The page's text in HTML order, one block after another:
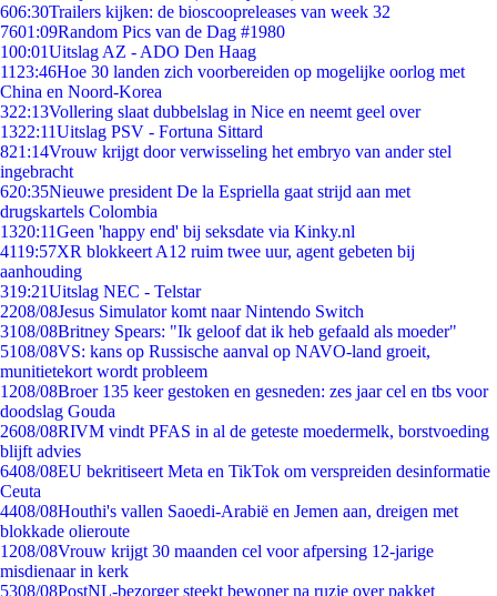
606:30Trailers kijken: de bioscoopreleases van week 32
7601:09Random Pics van de Dag #1980
100:01Uitslag AZ - ADO Den Haag
11 23:46Hoe 30 landen zich voorbereiden op mogelijke oorlog met
China en Noord-Korea
322:13Vollering slaat dubbelslag in Nice en neemt geel over
1322:11Uitslag PSV - Fortuna Sittard
821:14Vrouw krijgt door verwisseling het embryo van ander stel
ingebracht
620:35Nieuwe president De la Espriella gaat strijd aan met
drugskartels Colombia
1320:11Geen 'happy end' bij seksdate via Kinky.nl
4119:57XR blokkeert A12 ruim twee uur, agent gebeten bij
aanhouding
319:21Uitslag NEC - Telstar
2208/08Jesus Simulator komt naar Nintendo Switch
3108/08Britney Spears: "Ik geloof dat ik heb gefaald als moeder"
5108/08VS: kans op Russische aanval op NAVO-land groeit,
munitietekort wordt probleem
1208/08Broer 135 keer gestoken en gesneden: zes jaar cel en tbs voor
doodslag Gouda
2608/08RIVM vindt PFAS in al de geteste moedermelk, borstvoeding
blijft advies
6408/08EU bekritiseert Meta en TikTok om verspreiden desinformatie
Ceuta
4408/08Houthi's vallen Saoedi-Arabië en Jemen aan, dreigen met
blokkade olieroute
1208/08Vrouw krijgt 30 maanden cel voor afpersing 12-jarige
misdienaar in kerk
5308/08PostNL-bezorger steekt bewoner na ruzie over pakket